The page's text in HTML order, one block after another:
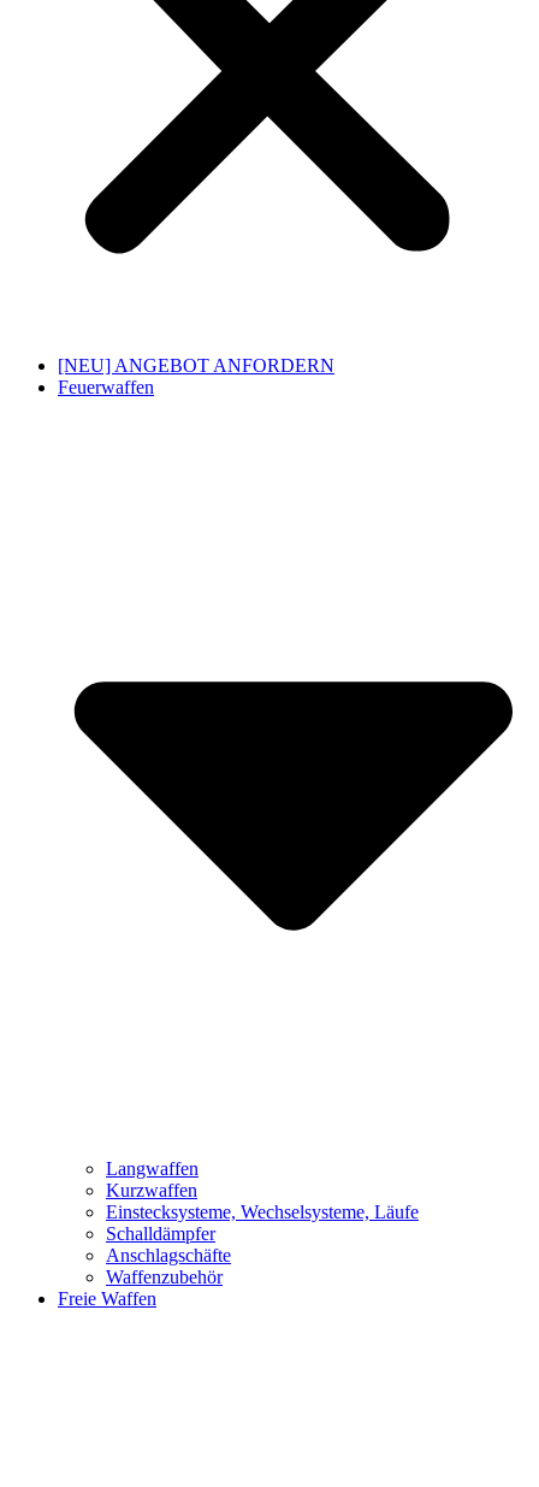
[NEU] ANGEBOT ANFORDERN
Feuerwaffen
Langwaffen
Kurzwaffen
Einstecksysteme, Wechselsysteme, Läufe
Schalldämpfer
Anschlagschäfte
Waffenzubehör
Freie Waffen